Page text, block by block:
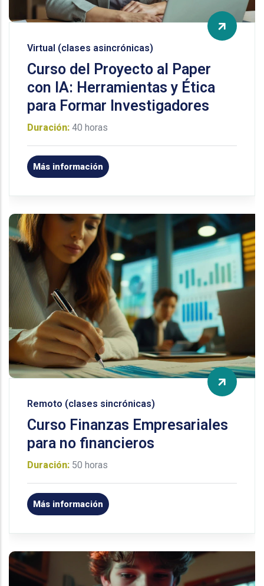
Virtual (clases asincrónicas)
Curso del Proyecto al Paper
con IA: Herramientas y Ética
para Formar Investigadores
Duración: 40 horas
Más información
Remoto (clases sincrónicas)
Curso Finanzas Empresariales
para no financieros
Duración: 50 horas
Más información